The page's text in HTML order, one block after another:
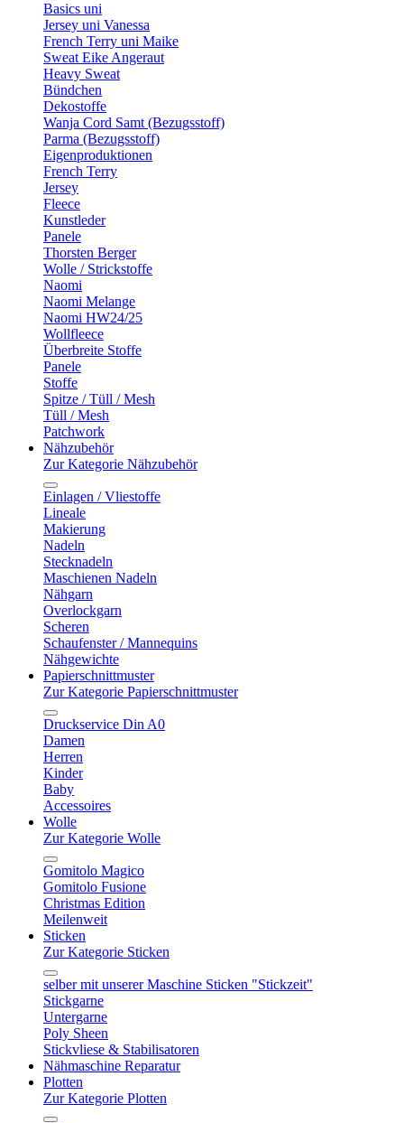
Basics uni
Jersey uni Vanessa
French Terry uni Maike
Sweat Eike Angeraut
Heavy Sweat
Bündchen
Dekostoffe
Wanja Cord Samt (Bezugsstoff)
Parma (Bezugsstoff)
Eigenproduktionen
French Terry
Jersey
Fleece
Kunstleder
Panele
Thorsten Berger
Wolle / Strickstoffe
Naomi
Naomi Melange
Naomi HW24/25
Wollfleece
Überbreite Stoffe
Panele
Stoffe
Spitze / Tüll / Mesh
Tüll / Mesh
Patchwork
Nähzubehör
Zur Kategorie Nähzubehör
Einlagen / Vliestoffe
Lineale
Makierung
Nadeln
Stecknadeln
Maschienen Nadeln
Nähgarn
Overlockgarn
Scheren
Schaufenster / Mannequins
Nähgewichte
Papierschnittmuster
Zur Kategorie Papierschnittmuster
Druckservice Din A0
Damen
Herren
Kinder
Baby
Accessoires
Wolle
Zur Kategorie Wolle
Gomitolo Magico
Gomitolo Fusione
Christmas Edition
Meilenweit
Sticken
Zur Kategorie Sticken
selber mit unserer Maschine Sticken "Stickzeit"
Stickgarne
Untergarne
Poly Sheen
Stickvliese & Stabilisatoren
Nähmaschine Reparatur
Plotten
Zur Kategorie Plotten